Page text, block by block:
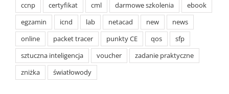
ccnp
certyfikat cml darmowe szkolenia
ebook
egzamin
icnd lab netacad new
news
online
packet tracer punkty CE qos
sfp
sztuczna inteligencja
voucher
zadanie praktyczne
zniżka
światłowody